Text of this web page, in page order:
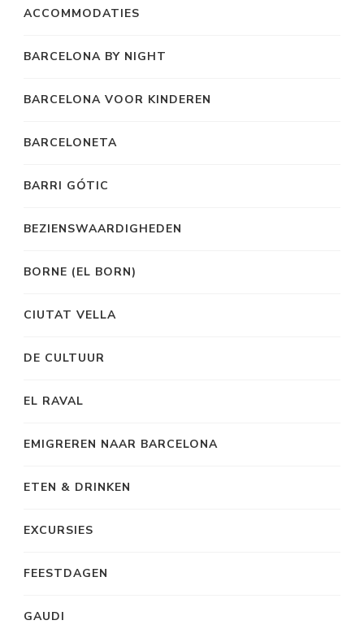
ACCOMMODATIES
BARCELONA BY NIGHT
BARCELONA VOOR KINDEREN
BARCELONETA
BARRI GÓTIC
BEZIENSWAARDIGHEDEN
BORNE (EL BORN)
CIUTAT VELLA
DE CULTUUR
EL RAVAL
EMIGREREN NAAR BARCELONA
ETEN & DRINKEN
EXCURSIES
FEESTDAGEN
GAUDI